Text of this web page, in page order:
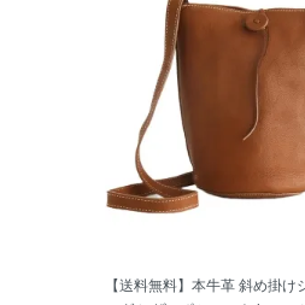
【送料無料】本牛革 斜め掛け